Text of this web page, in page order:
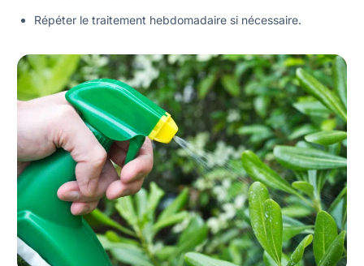
Répéter le traitement hebdomadaire si nécessaire.